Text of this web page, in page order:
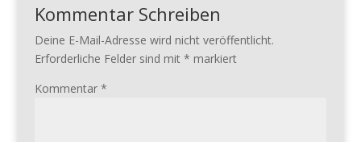
Kommentar Schreiben
Deine E-Mail-Adresse wird nicht veröffentlicht.
Erforderliche Felder sind mit * markiert
Kommentar *